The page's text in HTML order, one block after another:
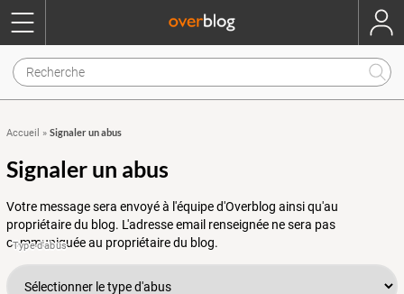
Accueil » Signaler un abus
Signaler un abus
Votre message sera envoyé à l'équipe d'Overblog ainsi qu'au
propriétaire du blog. L'adresse email renseignée ne sera pas
communiquée au propriétaire du blog.